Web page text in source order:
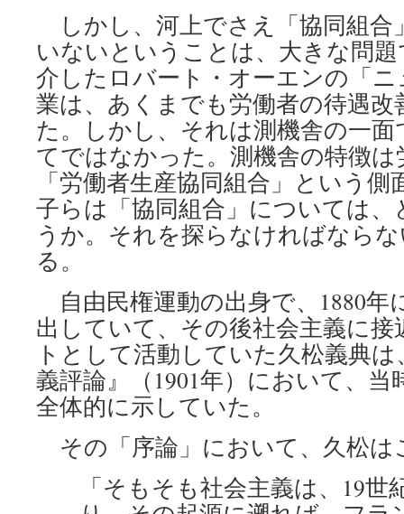
しかし、河上でさえ「協同組合
いないということは、大きな問
介したロバート・オーエンの「
業は、あくまでも労働者の待遇
た。しかし、それは測機舎の一
てではなかった。測機舎の特徴
「労働者生産協同組合」という
子らは「協同組合」については
うか。それを探らなければなら
る。
自由民権運動の出身で、1880年
出していて、その後社会主義に
トとして活動していた久松義典
義評論』（1901年）において、当
全体的に示していた。
その「序論」において、久松は
「そもそも社会主義は、19世